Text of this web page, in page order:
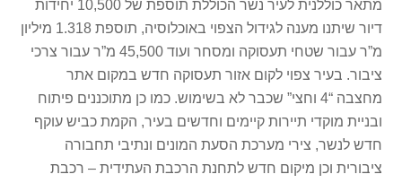
מתאר כוללנית לעיר נשר הכוללת תוספת של 10,500 יחידות
דיור שיתנו מענה לגידול הצפוי באוכלוסיה, תוספת 1.318 מיליון
מ”ר עבור שטחי תעסוקה ומסחר ועוד 45,500 מ”ר עבור צרכי
ציבור. בעיר צפוי לקום אזור תעסוקה חדש במקום אתר
מחצבה “4 וחצי” שכבר לא בשימוש. כמו כן מתוכננים פיתוח
ובניית מוקדי תיירות קיימים וחדשים בעיר, הקמת כביש עוקף
חדש לנשר, צירי מערכת הסעת המונים ונתיבי תחבורה
ציבורית וכן מיקום חדש לתחנת הרכבת העתידית – רכבת